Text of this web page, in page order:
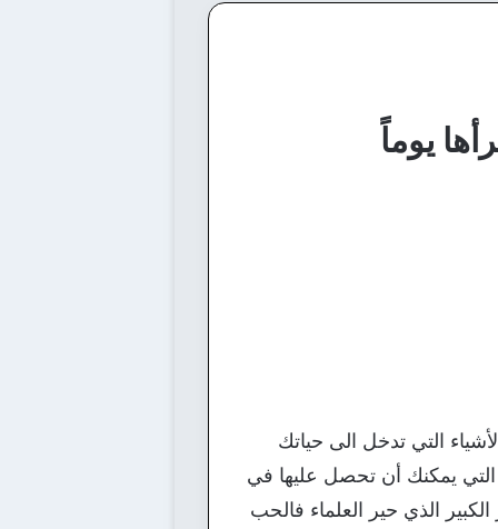
يوماً
التي تدخل الى حياتك
يمكنك أن تحصل عليها في
الذي حير العلماء فالحب